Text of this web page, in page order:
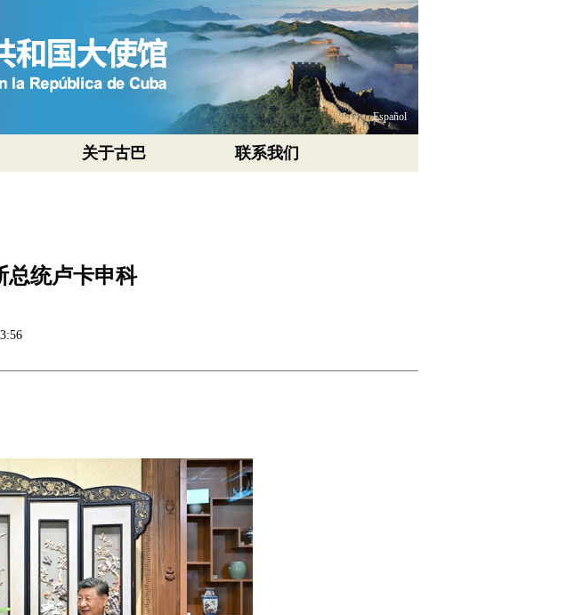
Español
关于古巴 联系我们
总统卢卡申科